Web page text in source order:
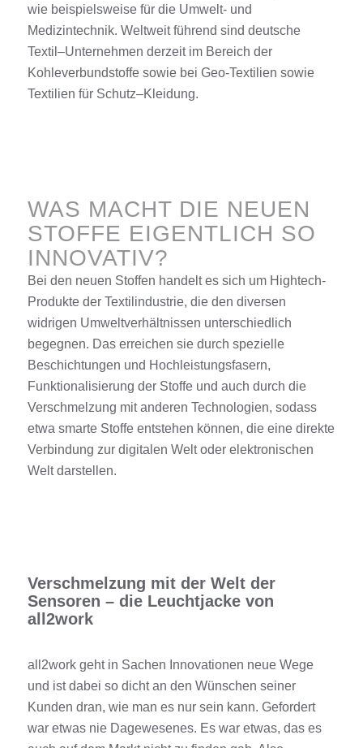
wie beispielsweisefür die Umwelt- und
Medizintechnik. Weltweit führend sind deutsche
Textil –Unternehmen derzeit im Bereich der
Kohleverbundstoffesowie bei Geo-Textilien sowie
Textilien für Schutz–Kleidung.
WAS MACHT DIE NEUEN
STOFFE EIGENTLICH SO
INNOVATIV?
Bei den neuen Stoffen handelt es sich um Hightech-
Produkte der Textilindustrie, die den diversen
widrigen Umweltverhältnissen unterschiedlich
begegnen. Das erreichen sie durch spezielle
Beschichtungen und Hochleistungsfasern,
Funktionalisierung der Stoffeund auch durch die
Verschmelzung mit anderen Technologien, sodass
etwa smarte Stoffeentstehen können, die eine direkte
Verbindung zur digitalen Welt oder elektronischen
Welt darstellen.
Verschmelzung mit der Welt der
Sensoren – die Leuchtjacke von
all2work
all2work geht in Sachen Innovationen neue Wege
und ist dabei so dicht an den Wünschen seiner
Kunden dran, wie man es nur sein kann. Gefordert
war etwas nie Dagewesenes. Es war etwas, das es